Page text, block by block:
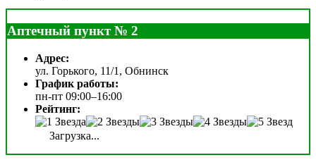
Аптечный пункт № 2
Адрес:
ул. Горького, 11/1, Обнинск
График работы:
пн-пт 09:00–16:00
Рейтинг:
Загрузка...